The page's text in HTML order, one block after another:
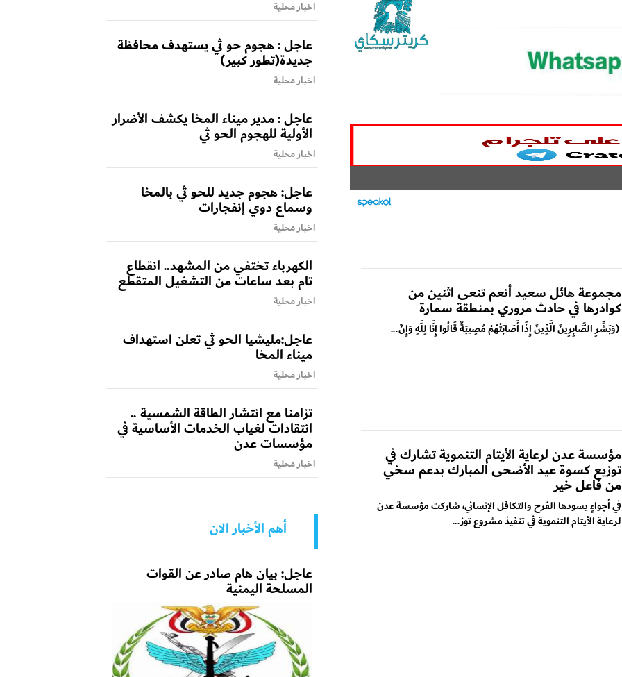
مجموعة هائل سعيد أنعم تنعى اثنين من
كوادرها في حادث مروري بمنطقة سمارة
(وَبَشِّرِ الصَّابِرِينَ الَّذِينَ إِذَا أَصَابَتْهُمْ مُصِيبَةٌ قَالُوا إِنَّا لِلَّهِ وَإِنّ...
مؤسسة عدن لرعاية الأيتام التنموية تشارك في
توزيع كسوة عيد الأضحى المبارك بدعم سخي
من فاعل خير
في أجواءٍ يسودها الفرح والتكافل الإنساني، شاركت مؤسسة عدن
لرعاية الأيتام التنموية في تنفيذ مشروع توز...
اخبار محلية
عاجل : هجوم حو ثي يستهدف محافظة
جديدة(تطور كبير)
اخبار محلية
عاجل : مدير ميناء المخا يكشف الأضرار
الأولية للهجوم الحو ثي
اخبار محلية
عاجل: هجوم جديد للحو ثي بالمخا
وسماع دوي إنفجارات
اخبار محلية
الكهرباء تختفي من المشهد.. انقطاع
تام بعد ساعات من التشغيل المتقطع
اخبار محلية
عاجل:مليشيا الحو ثي تعلن استهداف
ميناء المخا
اخبار محلية
تزامنا مع انتشار الطاقة الشمسية ..
انتقادات لغياب الخدمات الأساسية في
مؤسسات عدن
اخبار محلية
أهم الأخبار الان
عاجل: بيان هام صادر عن القوات
المسلحة اليمنية